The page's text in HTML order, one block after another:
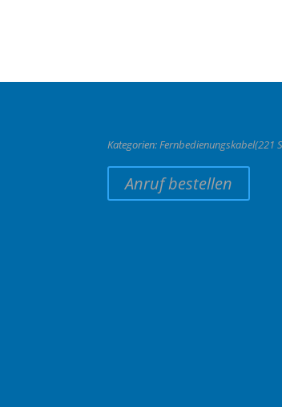
Kategorien:Fernbedienungskabel(221
Anruf bestellen